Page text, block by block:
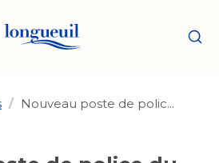
Logo
Ville
propriété
/ Nouveau poste de polic...